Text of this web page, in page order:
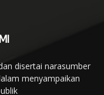
disertai narasumber
menyampaikan